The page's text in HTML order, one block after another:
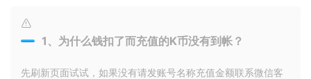
1、为什么钱扣了而充值的K币没有到帐？
先刷新页面试试，如果没有请发账号名称充值金额联系微信客